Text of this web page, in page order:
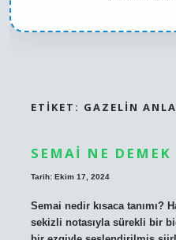
ETIKET: GAZELIN
SEMAI NE DEMEK
Tarih: Ekim 17, 2024
Semai nedir kısaca tanımı?
sekizli notasıyla sürekli bir